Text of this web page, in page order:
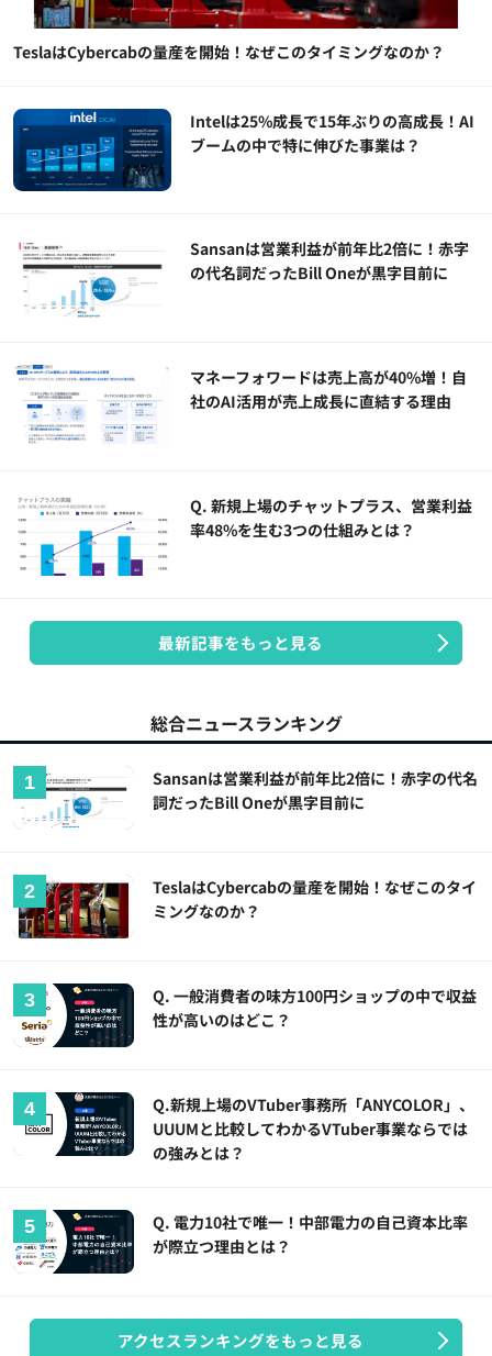
TeslaはCybercabの量産を開始！なぜこのタイミングなのか？
Intelは25%成長で15年ぶりの高成長！AI
ブームの中で特に伸びた事業は？
Sansanは営業利益が前年比2倍に！赤字
の代名詞だったBill Oneが黒字目前に
マネーフォワードは売上高が40%増！自
社のAI活用が売上成長に直結する理由
Q. 新規上場のチャットプラス、営業利益
率48%を生む3つの仕組みとは？
最新記事をもっと見る
総合ニュースランキング
Sansanは営業利益が前年比2倍に！赤字の代名
詞だったBill Oneが黒字目前に
TeslaはCybercabの量産を開始！なぜこのタイ
ミングなのか？
Q. 一般消費者の味方100円ショップの中で収益
性が高いのはどこ？
Q.新規上場のVTuber事務所「ANYCOLOR」、
UUUMと比較してわかるVTuber事業ならでは
の強みとは？
Q. 電力10社で唯一！中部電力の自己資本比率
が際立つ理由とは？
アクセスランキングをもっと見る